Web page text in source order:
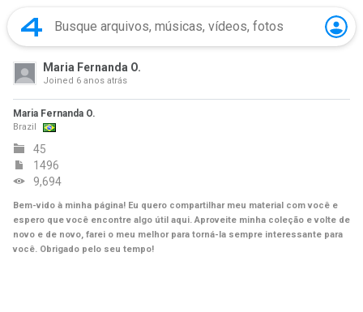
Maria Fernanda O.
Joined 6 anos atrás
Maria Fernanda O.
Brazil
45
1496
9,694
Bem-vido à minha página! Eu quero compartilhar meu material com você e
espero que você encontre algo útil aqui. Aproveite minha coleção e volte de
novo e de novo, farei o meu melhor para torná-la sempre interessante para
você. Obrigado pelo seu tempo!